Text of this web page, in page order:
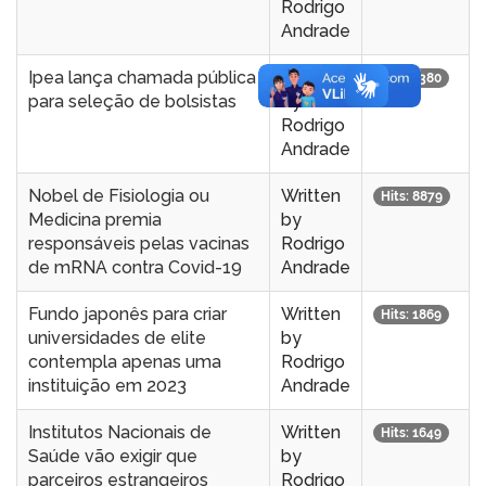
Rodrigo
Andrade
Ipea lança chamada pública
para seleção de bolsistas
Written
by
Rodrigo
Andrade
Hits: 1380
Nobel de Fisiologia ou
Medicina premia
responsáveis pelas vacinas
de mRNA contra Covid-19
Written
by
Rodrigo
Andrade
Hits: 8879
Fundo japonês para criar
universidades de elite
contempla apenas uma
instituição em 2023
Written
by
Rodrigo
Andrade
Hits: 1869
Institutos Nacionais de
Saúde vão exigir que
parceiros estrangeiros
Written
by
Rodrigo
Hits: 1649